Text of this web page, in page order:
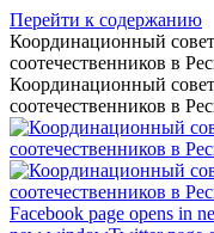
Перейти к содержанию
Координационный
соотечественников в
Координационный
соотечественников в
Facebook page opens in